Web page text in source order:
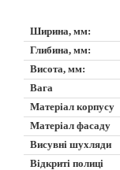
Ширина, мм:
Глибина, мм:
Висота, мм:
Вага
Матеріал корпусу
Матеріал фасаду
Висувні шухляди
Відкриті полиці